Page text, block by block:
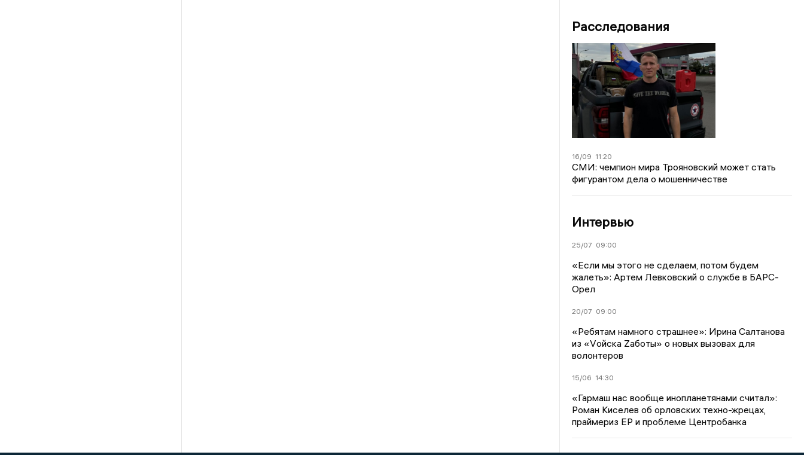
Расследования
16/09 11:20
СМИ: чемпион мира Трояновский может стать
фигурантом дела о мошенничестве
Интервью
25/07 09:00
«Если мы этого не сделаем, потом будем
жалеть»: Артем Левковский о службе в БАРС-
Орел
20/07 09:00
«Ребятам намного страшнее»: Ирина Салтанова
из «Vойска Zаботы» о новых вызовах для
волонтеров
15/06 14:30
«Гармаш нас вообще инопланетянами считал»:
Роман Киселев об орловских техно-жрецах,
праймериз ЕР и проблеме Центробанка